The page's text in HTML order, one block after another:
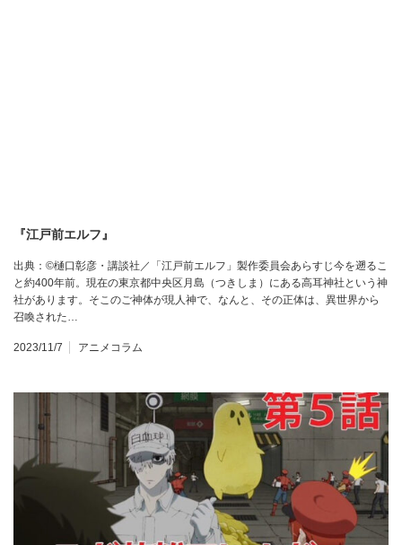
『江戸前エルフ』
出典：©樋口彰彦・講談社／「江戸前エルフ」製作委員会あらすじ今を遡るこ
と約400年前。現在の東京都中央区月島（つきしま）にある高耳神社という神
社があります。そこのご神体が現人神で、なんと、その正体は、異世界から
召喚された…
2023/11/7 アニメコラム